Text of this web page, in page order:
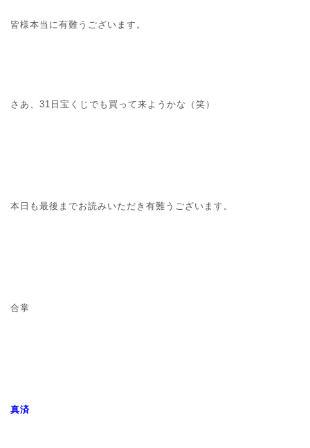
皆様本当に有難うございます。
さあ、31日宝くじでも買って来ようかな（笑）
本日も最後までお読みいただき有難うございます。
合掌
真済